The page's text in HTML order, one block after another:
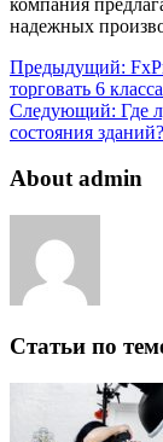
надежных
Предыдущий:
торговать 6
Следующий: Где
состояния зданий?
About admin
Статьи по